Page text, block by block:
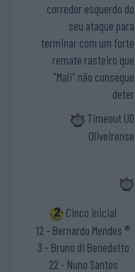
corredor esquerdo do
seu ataque para
terminar com um forte
remate rasteiro que
"Mali" não consegue
deter
Timeout UD
Oliveirense
Cinco inicial
12 - Bernardo Mendes ®
3 - Bruno di Benedetto
22 - Nuno Santos